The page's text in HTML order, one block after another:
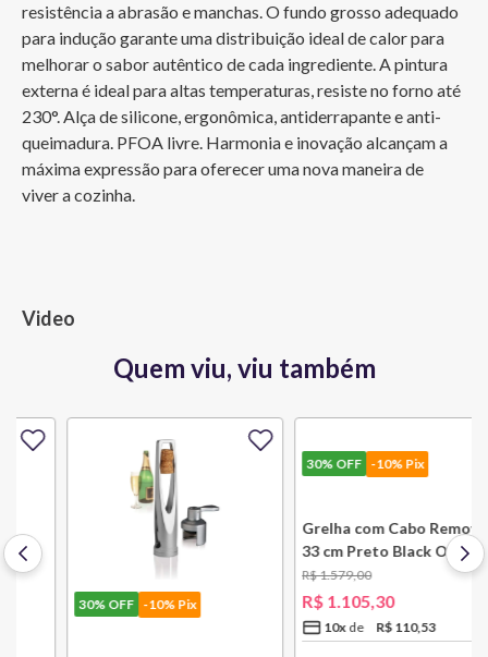
resistência a abrasão e manchas. O fundo grosso adequado
para indução garante uma distribuição ideal de calor para
melhorar o sabor autêntico de cada ingrediente. A pintura
externa é ideal para altas temperaturas, resiste no forno até
230°. Alça de silicone, ergonômica, antiderrapante e anti-
queimadura. PFOA livre. Harmonia e inovação alcançam a
máxima expressão para oferecer uma nova maneira de
viver a cozinha.
Video
Quem viu, viu também
OFF -10% Pix OFF -10% Pix